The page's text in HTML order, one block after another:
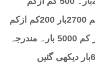
2350بار۔ 300 کم ازکم 2700بار 200کم ازکم
3150بار ۔ 100کم از کم 5000 بار۔ مندرجہ